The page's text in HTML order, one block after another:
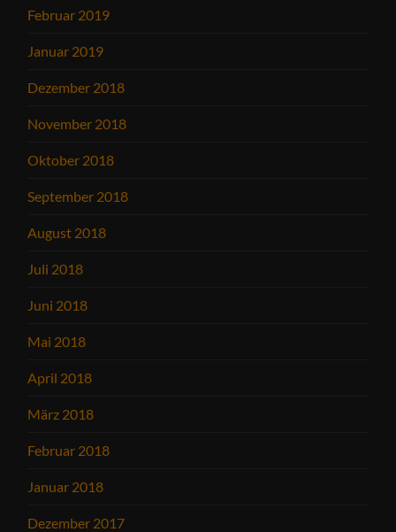
Februar 2019
Januar 2019
Dezember 2018
November 2018
Oktober 2018
September 2018
August 2018
Juli 2018
Juni 2018
Mai 2018
April 2018
März 2018
Februar 2018
Januar 2018
Dezember 2017